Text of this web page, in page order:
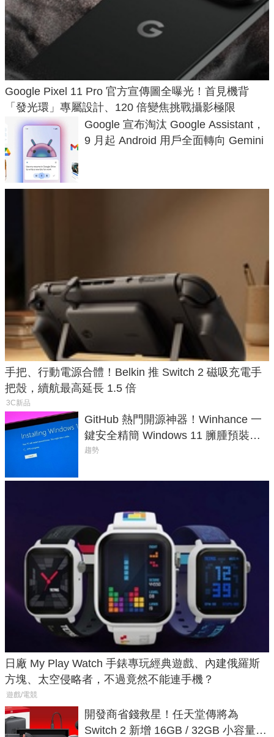
Google Pixel 11 Pro 官方宣傳圖全曝光！首見機背
「發光環」專屬設計、120 倍變焦挑戰攝影極限
Google 宣布淘汰 Google Assistant，
9 月起 Android 用戶全面轉向 Gemini
手把、行動電源合體！Belkin 推 Switch 2 磁吸充電手
把殼，續航最高延長 1.5 倍
3C新品
GitHub 熱門開源神器！Winhance 一
鍵安全精簡 Windows 11 臃腫預裝軟
體與後台追蹤
趨勢
日廠 My Play Watch 手錶專玩經典遊戲、內建俄羅斯
方塊、太空侵略者，不過竟然不能連手機？
遊戲/電競
開發商省錢救星！任天堂傳將為
Switch 2 新增 16GB / 32GB 小容量遊